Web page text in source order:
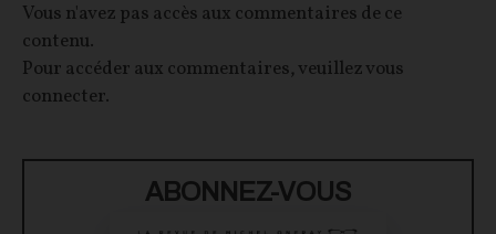
Vous n'avez pas accès aux commentaires de ce
contenu.
Pour accéder aux commentaires, veuillez vous
connecter.
ABONNEZ-VOUS